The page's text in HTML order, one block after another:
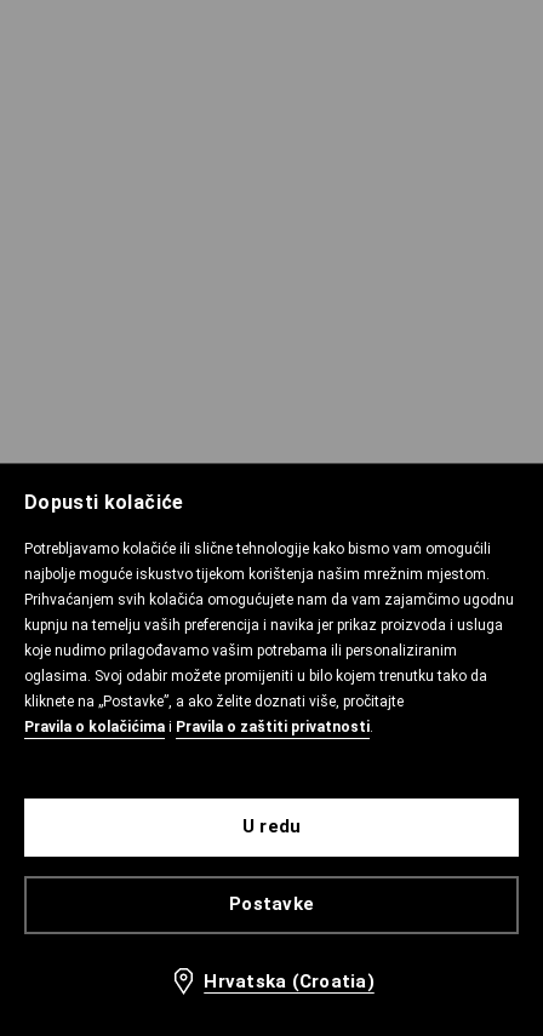
Dopusti kolačiće
Potrebljavamo kolačiće ili slične tehnologije kako bismo vam omogućili
najbolje moguće iskustvo tijekom korištenja našim mrežnim mjestom.
Prihvaćanjem svih kolačića omogućujete nam da vam zajamčimo ugodnu
kupnju na temelju vaših preferencija i navika jer prikaz proizvoda i usluga
koje nudimo prilagođavamo vašim potrebama ili personaliziranim
oglasima. Svoj odabir možete promijeniti u bilo kojem trenutku tako da
kliknete na „Postavke”, a ako želite doznati više, pročitajte
Pravila o kolačićima i Pravila o zaštiti privatnosti.
Postavke
U redu
Hrvatska (Croatia)